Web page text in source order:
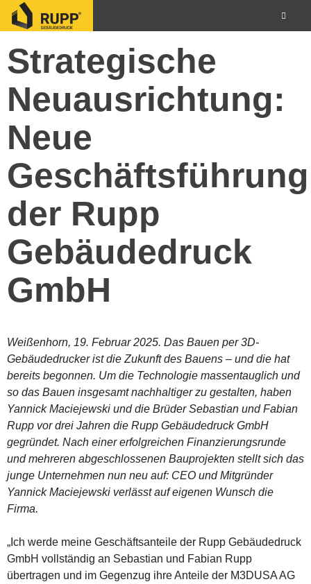
Strategische
Neuausrichtung:
Neue
Geschäftsführung
der Rupp
Gebäudedruck
GmbH
Weißenhorn, 19. Februar 2025. Das Bauen per 3D-
Gebäudedrucker ist die Zukunft des Bauens – und die hat
bereits begonnen. Um die Technologie massentauglich und
so das Bauen insgesamt nachhaltiger zu gestalten, haben
Yannick Maciejewski und die Brüder Sebastian und Fabian
Rupp vor drei Jahren die Rupp Gebäudedruck GmbH
gegründet. Nach einer erfolgreichen Finanzierungsrunde
und mehreren abgeschlossenen Bauprojekten stellt sich das
junge Unternehmen nun neu auf: CEO und Mitgründer
Yannick Maciejewski verlässt auf eigenen Wunsch die
Firma.
„Ich werde meine Geschäftsanteile der Rupp Gebäudedruck
GmbH vollständig an Sebastian und Fabian Rupp
übertragen und im Gegenzug ihre Anteile der M3DUSA AG